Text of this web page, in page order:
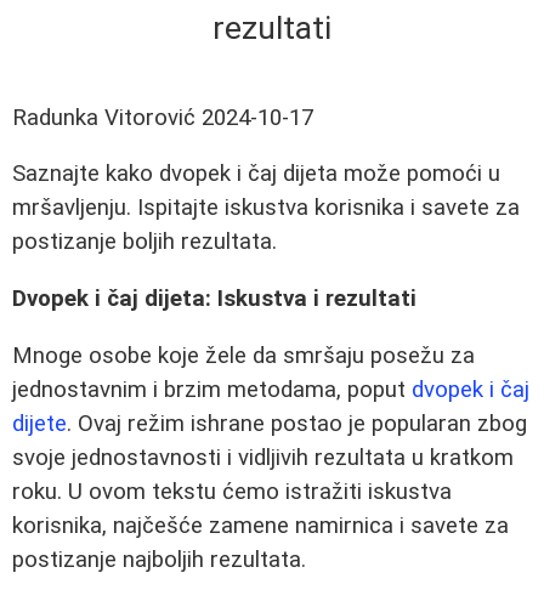
rezultati
Radunka Vitorović 2024-10-17
Saznajte kako dvopek i čaj dijeta može pomoći u
mršavljenju. Ispitajte iskustva korisnika i savete za
postizanje boljih rezultata.
Dvopek i čaj dijeta: Iskustva i rezultati
Mnoge osobe koje žele da smršaju posežu za
jednostavnim i brzim metodama, poput dvopek i čaj
dijete. Ovaj režim ishrane postao je popularan zbog
svoje jednostavnosti i vidljivih rezultata u kratkom
roku. U ovom tekstu ćemo istražiti iskustva
korisnika, najčešće zamene namirnica i savete za
postizanje najboljih rezultata.